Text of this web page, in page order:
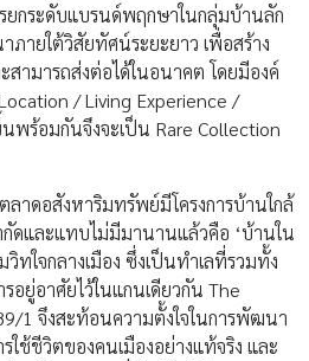
ยกระดับแบรนด์พฤกษาในกลุ่มบ้านลัก
ายใต้วิสัยทัศน์ระยะยาว เพื่อสร้าง
ามารถส่งต่อได้ในอนาคต โดยมีองค์
/ Living Experience /
พร้อมกันจึงจะเป็น Rare Collection
าดอสังหาริมทรัพย์มีโครงการบ้านใกล้
ดและแทบไม่มีมานานแล้วคือ ‘บ้านใน
ทใจกลางเมือง ซึ่งเป็นทำเลที่รวมทั้ง
อยู่อาศัยไว้ในแกนเดียวกัน The
1 จึงสะท้อนความตั้งใจในการพัฒนา
ช้ชีวิตของคนเมืองอย่างแท้จริง และ